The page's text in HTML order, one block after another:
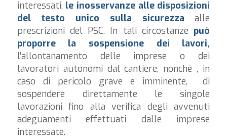
interessati, le inosservanze alle disposizioni
del testo unico sulla sicurezza alle
prescrizioni del PSC. In tali circostanze può
proporre la sospensione dei lavori,
l’allontanamento delle imprese o dei
lavoratori autonomi dal cantiere, nonché , in
caso di pericolo grave e imminente, di
sospendere direttamente le singole
lavorazioni fino alla verifica degli avvenuti
adeguamenti effettuati dalle imprese
interessate.